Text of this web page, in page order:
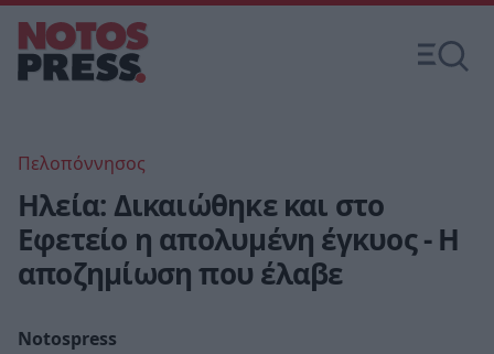
Πελοπόννησος
Ηλεία: Δικαιώθηκε και στο
Εφετείο η απολυμένη έγκυος - Η
αποζημίωση που έλαβε
Notospress